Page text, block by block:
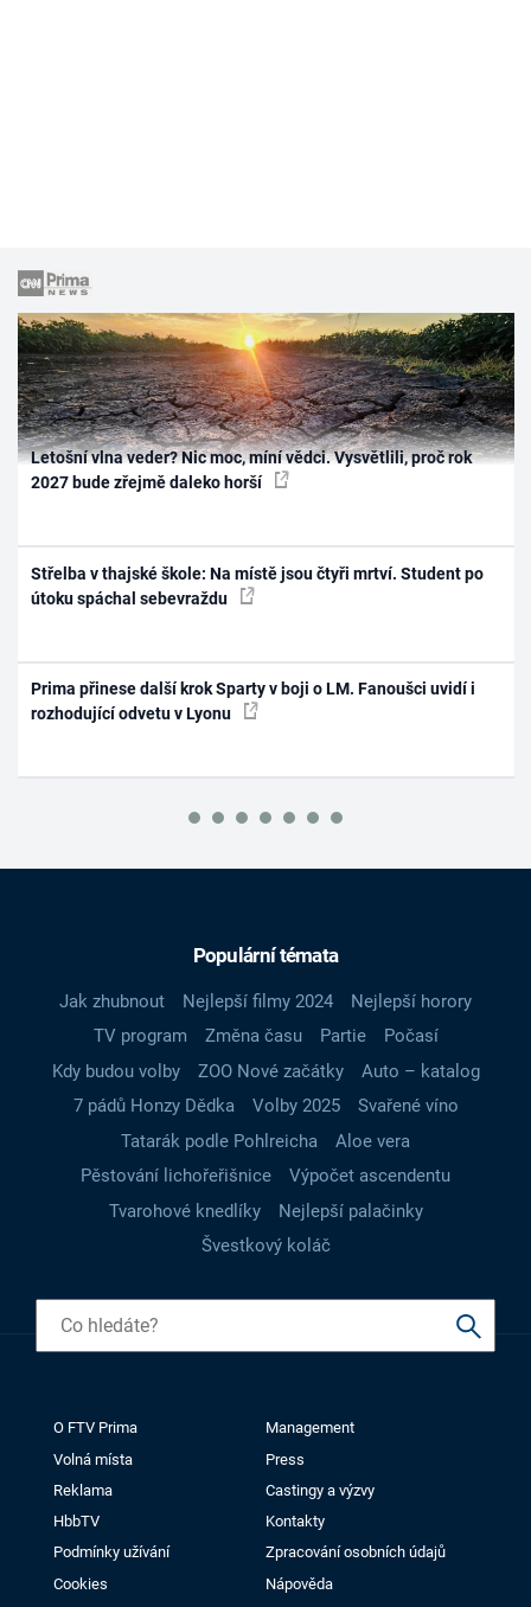
Letošní vlna veder? Nic moc, míní vědci. Vysvětlili, proč rok
2027 bude zřejmě daleko horší
Střelba v thajské škole: Na místě jsou čtyři mrtví. Student po
útoku spáchal sebevraždu
Prima přinese další krok Sparty v boji o LM. Fanoušci uvidí i
rozhodující odvetu v Lyonu
Populární témata
Jak zhubnout Nejlepší filmy 2024
Nejlepší horory
TV program
Změna času Partie
Počasí
Kdy budou volby
ZOO Nové začátky
Auto – katalog
7 pádů Honzy Dědka
Volby 2025
Svařené víno
Tatarák podle Pohlreicha
Aloe vera
Pěstování lichořeřišnice
Výpočet ascendentu
Tvarohové knedlíky
Nejlepší palačinky
Švestkový koláč
O FTV Prima
Management
Volná místa
Press
Reklama
Castingy a výzvy
HbbTV
Kontakty
Podmínky užívání
Zpracování osobních údajů
Cookies
Nápověda